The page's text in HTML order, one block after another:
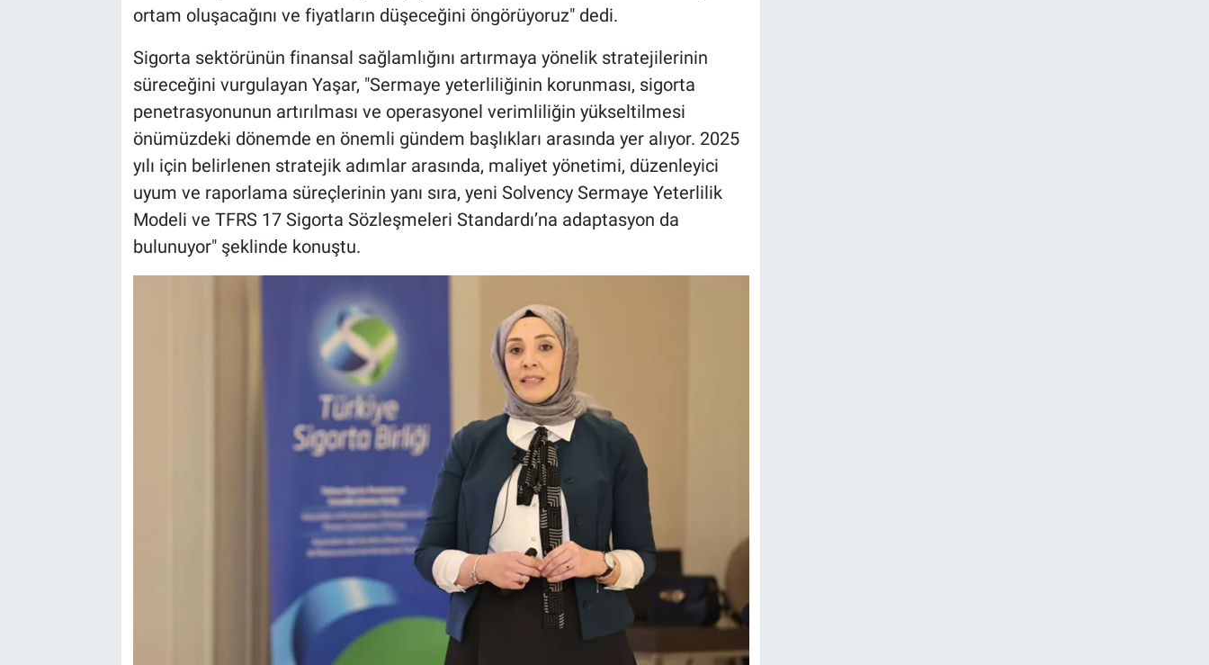
ortam oluşacağını ve fiyatların düşeceğini öngörüyoruz" dedi.
Sigorta sektörünün finansal sağlamlığını artırmaya yönelik stratejilerinin
süreceğini vurgulayan Yaşar, "Sermaye yeterliliğinin korunması, sigorta
penetrasyonunun artırılması ve operasyonel verimliliğin yükseltilmesi
önümüzdeki dönemde en önemli gündem başlıkları arasında yer alıyor. 2025
yılı için belirlenen stratejik adımlar arasında, maliyet yönetimi, düzenleyici
uyum ve raporlama süreçlerinin yanı sıra, yeni Solvency Sermaye Yeterlilik
Modeli ve TFRS 17 Sigorta Sözleşmeleri Standardı’na adaptasyon da
bulunuyor" şeklinde konuştu.